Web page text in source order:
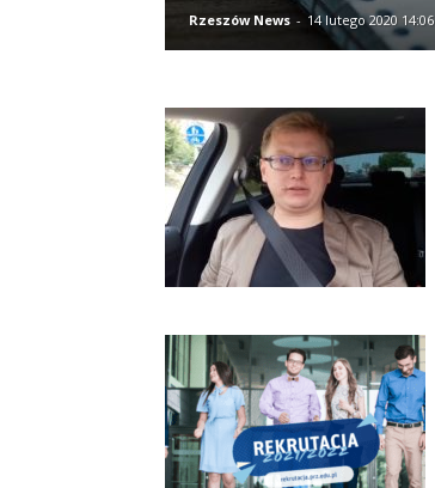
Rzeszów News - 14 lutego 2020 14:06